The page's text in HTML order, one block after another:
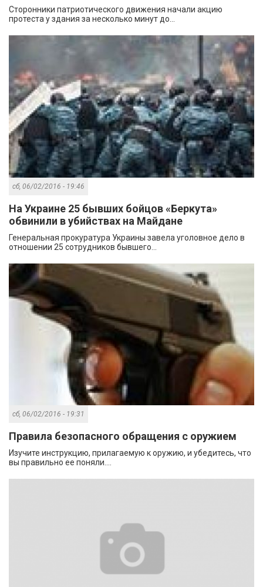
Сторонники патриотического движения начали акцию
протеста у здания за несколько минут до...
сб, 06/02/2016 - 19:46
На Украине 25 бывших бойцов «Беркута»
обвинили в убийствах на Майдане
Генеральная прокуратура Украины завела уголовное дело в
отношении 25 сотрудников бывшего...
сб, 06/02/2016 - 19:31
Правила безопасного обращения с оружием
Изучите инструкцию, прилагаемую к оружию, и убедитесь, что
вы правильно ее поняли....